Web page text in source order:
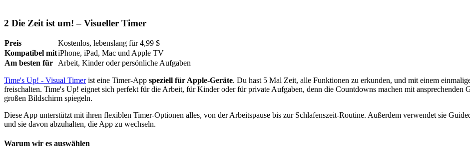
2 Die Zeit ist um! – Visueller Timer
Preis
Kostenlos, lebenslang für 4,99 $
Kompatibel mitiPhone, iPad, Mac und Apple TV
Am besten für
Arbeit, Kinder oder persönliche Aufgaben
Time's Up! - Visual Timerist eine Timer-App speziell für Apple-Geräte. Du hast 5 Mal Zeit, alle Funktionen zu erkunden, und mit einem
freischalten. Time's Up! eignet sich perfekt für die Arbeit, für Kinder oder für private Aufgaben, denn die Countdowns machen mit ansprechenden
großen Bildschirm spiegeln.
Diese App unterstützt mit ihren flexiblen Timer-Optionen alles, von der Arbeitspause bis zur Schlafenszeit-Routine. Außerdem verwendet sie
und sie davon abzuhalten, die App zu wechseln.
Warum wir es auswählen